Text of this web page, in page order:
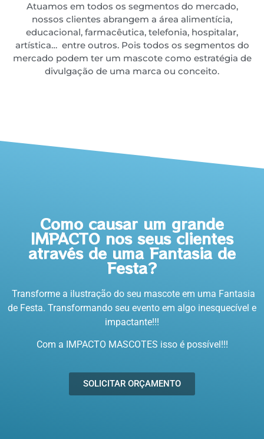
Atuamos em todos os segmentos do mercado,
nossos clientes abrangem a área alimentícia,
educacional, farmacêutica, telefonia, hospitalar,
artística… entre outros. Pois todos os segmentos do
mercado podem ter um mascote como estratégia de
divulgação de uma marca ou conceito.
Como causar um grande
IMPACTO nos seus clientes
através de uma Fantasia de
Festa?
Transforme a ilustração do seu mascote em uma Fantasia
de Festa. Transformando seu evento em algo inesquecível e
impactante!!!
Com a IMPACTO MASCOTES isso é possível!!!
SOLICITAR ORÇAMENTO